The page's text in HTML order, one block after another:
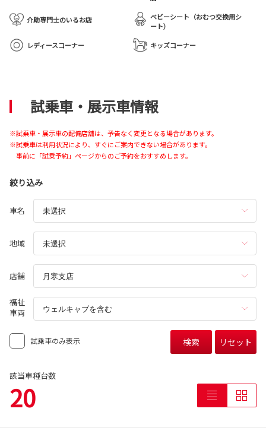
介助専門士のいるお店
ベビーシート（おむつ交換用シ
ート）
レディースコーナー
キッズコーナー
試乗車・展示車情報
※試乗車・展示車の配備店舗は、予告なく変更となる場合があります。
※試乗車は利用状況により、すぐにご案内できない場合があります。
事前に「試乗予約」ページからのご予約をおすすめします。
絞り込み
車名
地域
店舗
福祉
車両
試乗車のみ表示 検索 リセット
該当車種台数
20